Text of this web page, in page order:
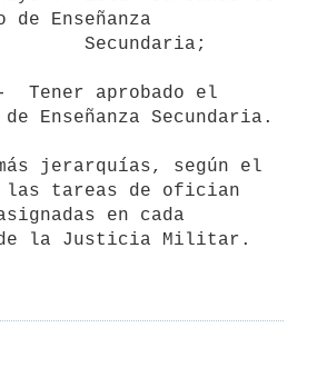
de Enseñanza
Tener aprobado el
Enseñanza Secundaria.
las tareas de ofician
en cada
la Justicia Militar.